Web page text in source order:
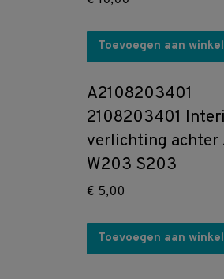
Toevoegen aan
A2108203401
2108203401
verlichting achter
W203 S203
€ 5,00
Toevoegen aan